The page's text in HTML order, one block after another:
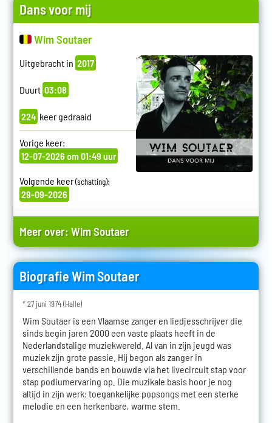
Dans voor mij
Wim Soutaer
Uitgebracht in 2017
Duurt 03:08
224 keer gedraaid
Vorige keer:
12-07-2026 om 01:49 uur
Volgende keer(schatting):
29-09-2026
Meer over:Wim Soutaer
Biografie Wim Soutaer
* 27 juni 1974 (Halle)
Wim Soutaer is een Vlaamse zanger en liedjesschrijver die
sinds begin jaren 2000 een vaste plaats heeft in de
Nederlandstalige muziekwereld. Al van in zijn jeugd was
muziek zijn grote passie. Hij begon als zanger in
verschillende bands en bouwde via het livecircuit stap voor
stap podiumervaring op. Die muzikale basis hoor je nog
altijd in zijn werk: toegankelijke popsongs met een sterke
melodie en een herkenbare, warme stem.